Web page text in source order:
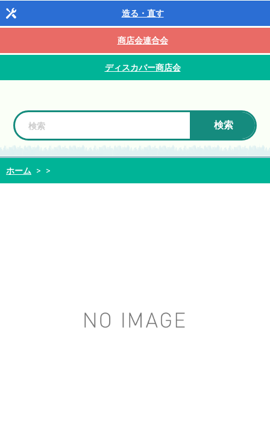
造る・直す
商店会連合会
ディスカバー商店会
検索
ホーム > >